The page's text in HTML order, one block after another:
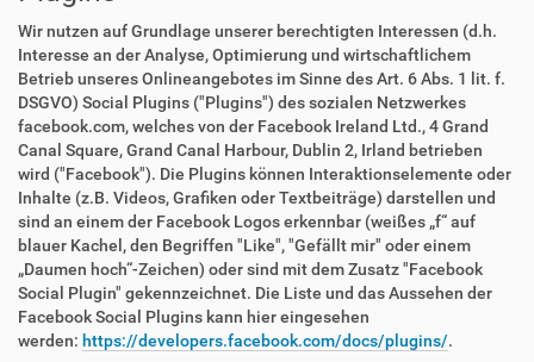
Wir nutzen auf Grundlage unserer berechtigten Interessen (d.h.
Interesse an der Analyse, Optimierung und wirtschaftlichem
Betrieb unseres Onlineangebotes im Sinne des Art. 6 Abs. 1 lit. f.
DSGVO) Social Plugins ("Plugins") des sozialen Netzwerkes
facebook.com, welches von der Facebook Ireland Ltd., 4 Grand
Canal Square, Grand Canal Harbour, Dublin 2, Irland betrieben
wird ("Facebook"). Die Plugins können Interaktionselemente oder
Inhalte (z.B. Videos, Grafiken oder Textbeiträge) darstellen und
sind an einem der Facebook Logos erkennbar (weißes „f“ auf
blauer Kachel, den Begriffen "Like", "Gefällt mir" oder einem
„Daumen hoch“-Zeichen) oder sind mit dem Zusatz "Facebook
Social Plugin" gekennzeichnet. Die Liste und das Aussehen der
Facebook Social Plugins kann hier eingesehen
werden: https://developers.facebook.com/docs/plugins/.